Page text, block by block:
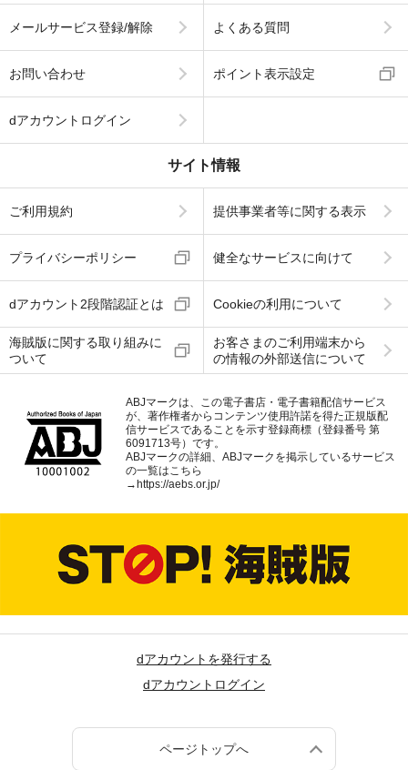
メールサービス登録/解除 よくある質問
お問い合わせ ポイント表示設定
dアカウントログイン
サイト情報
ご利用規約 提供事業者等に関する表示
プライバシーポリシー 健全なサービスに向けて
dアカウント2段階認証とは Cookieの利用について
海賊版に関する取り組みに
ついて
お客さまのご利用端末から
の情報の外部送信について
ABJマークは、この電子書店・電子書籍配信サービス
が、著作権者からコンテンツ使用許諾を得た正規版配
信サービスであることを示す登録商標（登録番号 第
6091713号）です。
ABJマークの詳細、ABJマークを掲示しているサービス
の一覧はこちら
→ https://aebs.or.jp/
dアカウントを発行する
dアカウントログイン
ページトップへ